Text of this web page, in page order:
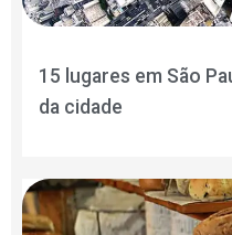
15 lugares em São
da cidade